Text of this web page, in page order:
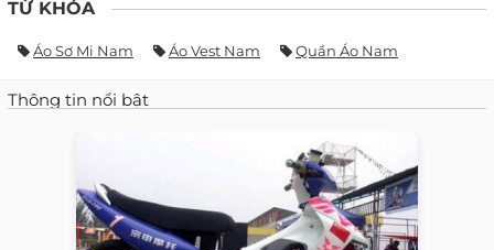
TỪ KHÓA
Áo Sơ Mi Nam Áo Vest Nam Quần Áo Nam
Thông tin nổi bật